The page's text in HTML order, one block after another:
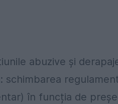
abuzive și
schimbarea
în funcția de